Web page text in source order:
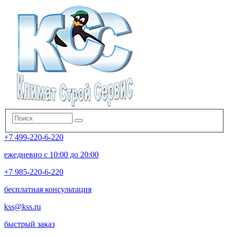
+7 499-220-6-220
ежедневно с 10:00 до 20:00
+7 985-220-6-220
бесплатная консультация
kss@kss.ru
быстрый заказ